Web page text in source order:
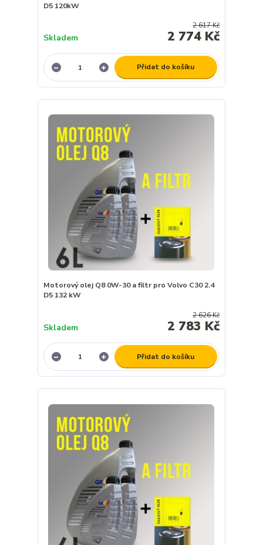
D5 120kW
2 617 Kč
2 774 Kč
Skladem
Přidat do košíku
Motorový olej Q8 0W-30 a filtr pro Volvo C30 2.4
D5 132 kW
2 626 Kč
2 783 Kč
Skladem
Přidat do košíku